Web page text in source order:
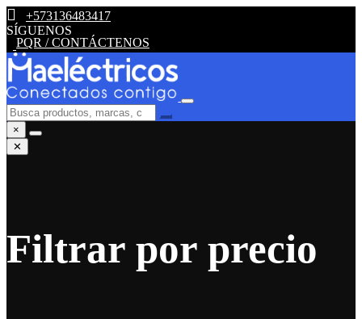
+573136483417
SÍGUENOS
PQR / CONTÁCTENOS
×
✕
Filtrar por precio